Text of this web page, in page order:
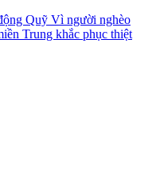
Quỹ Vì người nghèo
Trung khắc phục thiệt